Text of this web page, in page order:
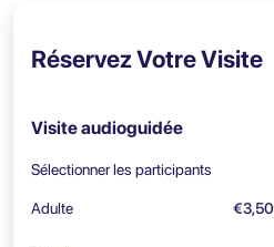
Réservez Votre Visite
Visite audioguidée
Sélectionner les participants
Adulte €3,50